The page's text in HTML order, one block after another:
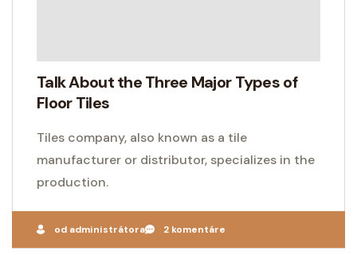
Talk About the Three Major Types of
Floor Tiles
Tiles company, also known as a tile
manufacturer or distributor, specializes in the
production.
od administrátora 2 komentáre